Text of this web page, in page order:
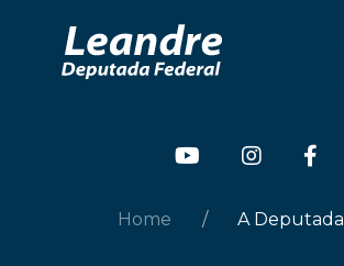
Home A Deputada
Sudoeste do Paraná.